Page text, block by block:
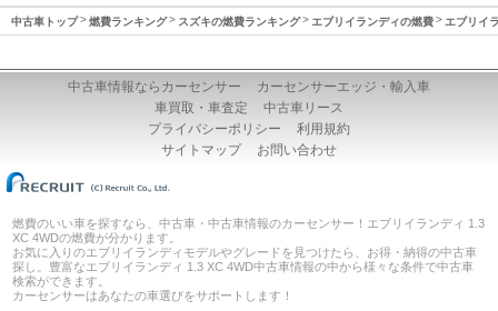
中古車トップ 燃費ランキング スズキの燃費ランキング エブリイランディの燃費 エブリイ
中古車情報ならカーセンサー
カーセンサーエッジ・輸入車
車買取・車査定
中古車リース
プライバシーポリシー
利用規約
サイトマップ
お問い合わせ
燃費のいい車を探すなら、中古車・中古車情報のカーセンサー！エブリイランディ 1.3
XC 4WDの燃費が分かります。
お気に入りのエブリイランディモデルやグレードを見つけたら、お得・納得の中古車
探し。豊富なエブリイランディ 1.3 XC 4WD中古車情報の中から様々な条件で中古車
検索ができます。
カーセンサーはあなたの車選びをサポートします！